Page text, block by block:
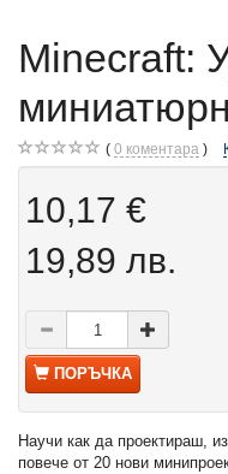
Minecraft:
0 коментара
10,17 €
19,89 лв.
ПОРЪЧКА
Научи как да проектираш,
повече от 20 нови